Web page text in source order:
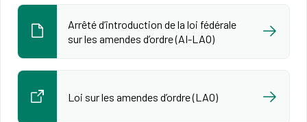
Arrêté d’introduction de la loi fédérale
sur les amendes d’ordre (AI-LAO)
Loi sur les amendes d’ordre (LAO)